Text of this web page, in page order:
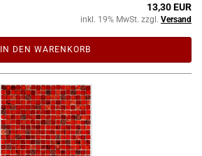
13,30 EUR
inkl. 19% MwSt. zzgl. Versand
IN DEN WARENKORB